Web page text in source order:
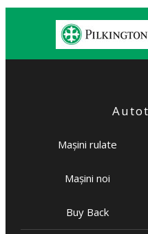
Mașini rulate
Mașini noi
Buy Back